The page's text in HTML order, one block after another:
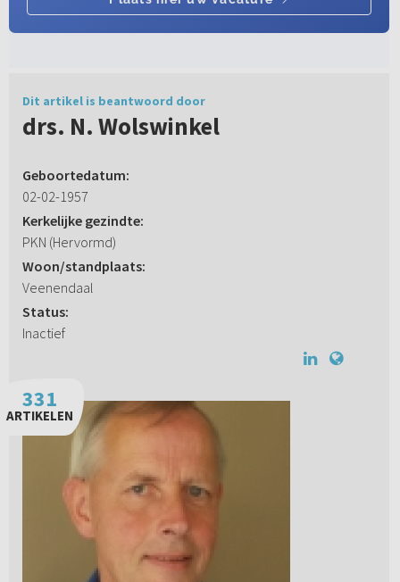
Dit artikel is beantwoord door
drs. N. Wolswinkel
Geboortedatum:
02-02-1957
Kerkelijke gezindte:
PKN (Hervormd)
Woon/standplaats:
Veenendaal
Status:
Inactief
331
ARTIKELEN